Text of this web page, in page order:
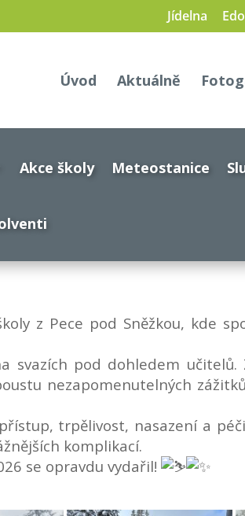
Jídelna
Úvod Aktuálně
Akce školy Meteostanice
z Pece pod Sněžkou, kde
svazích pod dohledem učitelů.
nezapomenutelných
trpělivost, nasazení a
komplikací.
se opravdu vydařil!